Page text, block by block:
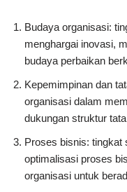
Budaya organisasi:
menghargai inovasi,
budaya perbaikan
Kepemimpinan dan
organisasi dalam
dukungan struktur
Proses bisnis: tingkat
optimalisasi proses
organisasi untuk